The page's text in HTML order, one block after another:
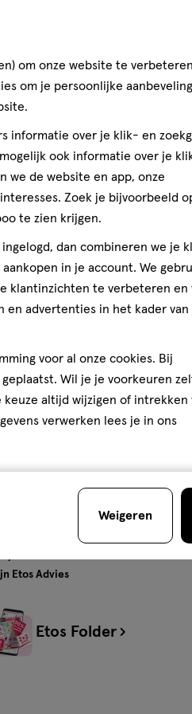
029-9-653039
Etos Folder
Ontdek alle folder aanbiedingen
deze week!
Shop alle acties
vanaf
Gratis
& Inspiratie
Etos Advies
Etos Folder
om onze website te
om je persoonlijke
informatie over je klik- en
ook informatie over je
we de website en app, onze
Zoek je bijvoorbeeld
te zien krijgen.
dan combineren we je
in je account. We
klantinzichten te verbeteren en
en advertenties in het kader van
voor al onze cookies. Bij
Wil je je voorkeuren
keuze altijd wijzigen of intrekken
verwerken lees je in ons
Weigeren